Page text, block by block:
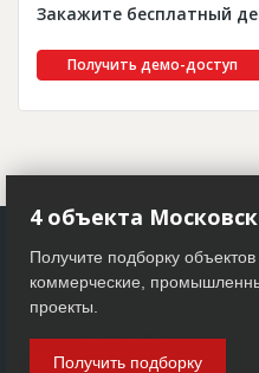
Закажите бесплатный
Получить демо-доступ
4 объекта
Получите подборку
коммерческие,
проекты.
Получить подборку